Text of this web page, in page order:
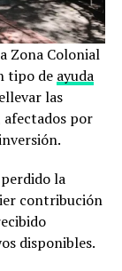
Zona Colonial
tipo de ayuda
las
afectados por
la
contribución
disponibles.